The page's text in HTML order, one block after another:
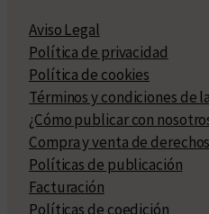
Aviso Legal
Política de privacidad
Política de cookies
Términos y condiciones de
¿Cómo publicar con
Compra y venta de derechos
Políticas de publicación
Facturación
Políticas de coedición